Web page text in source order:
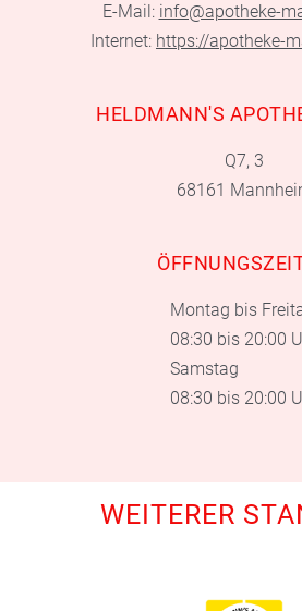
E-Mail: info@apotheke-
Internet: https://apotheke-
HELDMANN'S
Q7, 3
68161
Montag bis
08:30 bis 20:00
Samstag
08:30 bis 20:00
WEITERER